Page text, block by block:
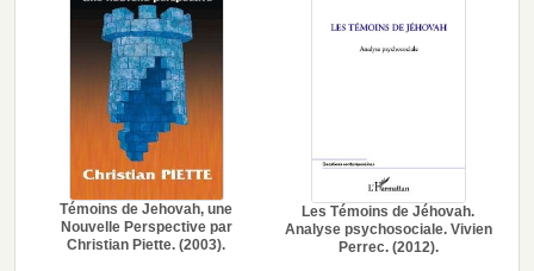
Témoins de Jehovah, une
Nouvelle Perspective par
Christian Piette. (2003).
Les Témoins de Jéhovah.
Analyse psychosociale. Vivien
Perrec. (2012).